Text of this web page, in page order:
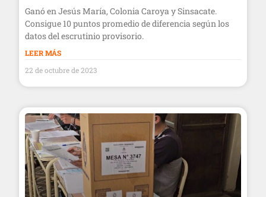
Ganó en Jesús María, Colonia Caroya y Sinsacate.
Consigue 10 puntos promedio de diferencia según los
datos del escrutinio provisorio.
LEER MÁS
22 de octubre de 2023